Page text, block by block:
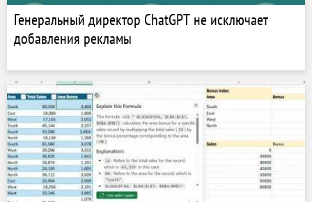
Генеральный директор ChatGPT не исключает
добавления рекламы